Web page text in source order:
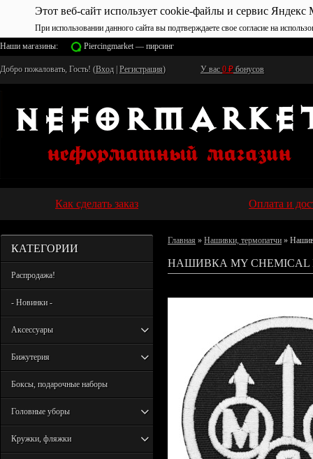
Этот веб-сайт использует cookie-файлы и сервис Яндекс
При использовании данного сайта вы подтверждаете свое согласие на
Наши магазины:
Piercingmarket — пирсинг
Добро пожаловать, Гость! (Вход Регистрация) У вас 0 ₽ бонусов
Как сделать заказ Оплата и
КАТЕГОРИИ
Распродажа!
- Новинки -
Аксессуары
Бижутерия
Боксы, подарочные наборы
Головные уборы
Кружки, фляжки
Главная » Нашивки, термопатчи »
НАШИВКА MY CHEMICAL